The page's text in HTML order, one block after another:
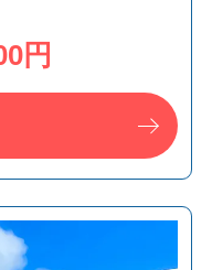
円